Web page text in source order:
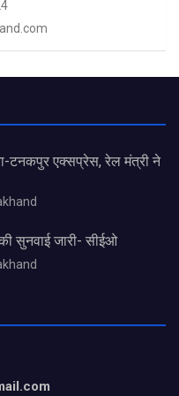
टनकपुर एक्सप्रेस, रेल मंत्री ने
सुनवाई जारी- सीईओ